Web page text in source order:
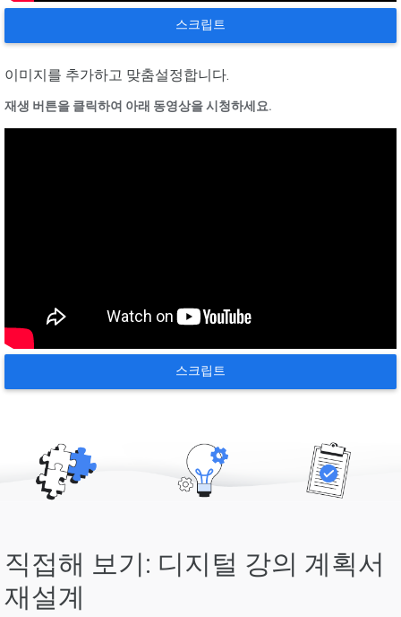
스크립트
이미지를 추가하고 맞춤설정합니다.
재생 버튼을 클릭하여 아래 동영상을 시청하세요.
스크립트
직접해 보기: 디지털 강의 계획서
재설계